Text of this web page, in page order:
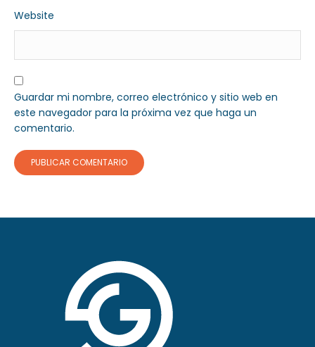
Website
Guardar mi nombre, correo electrónico y sitio web en
este navegador para la próxima vez que haga un
comentario.